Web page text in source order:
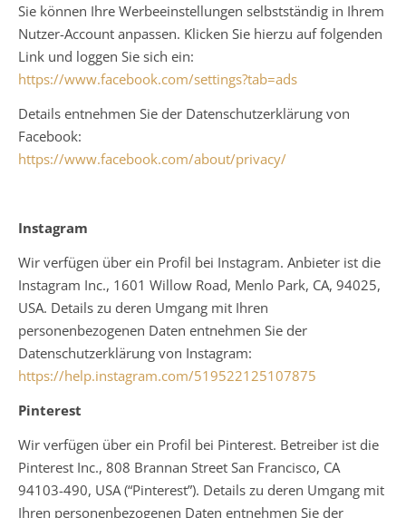
Sie können Ihre Werbeeinstellungen selbstständig in Ihrem
Nutzer-Account anpassen. Klicken Sie hierzu auf folgenden
Link und loggen Sie sich ein:
https://www.facebook.com/settings?tab=ads
Details entnehmen Sie der Datenschutzerklärung von
Facebook:
https://www.facebook.com/about/privacy/
Instagram
Wir verfügen über ein Profil bei Instagram. Anbieter ist die
Instagram Inc., 1601 Willow Road, Menlo Park, CA, 94025,
USA. Details zu deren Umgang mit Ihren
personenbezogenen Daten entnehmen Sie der
Datenschutzerklärung von Instagram:
https://help.instagram.com/519522125107875
Pinterest
Wir verfügen über ein Profil bei Pinterest. Betreiber ist die
Pinterest Inc., 808 Brannan Street San Francisco, CA
94103-490, USA (“Pinterest”). Details zu deren Umgang mit
Ihren personenbezogenen Daten entnehmen Sie der